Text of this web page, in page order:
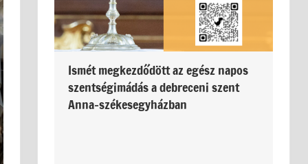
Ismét megkezdődött az egész napos
szentségimádás a debreceni szent
Anna-székesegyházban